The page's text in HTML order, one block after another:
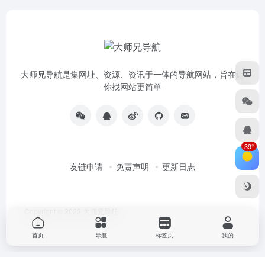
大师兄导航是集网址、资源、资讯于一体的导航网站，旨在让
你找网站更简单
友链申请 免责声明 更新日志
39°
首页 导航 标签页 我的